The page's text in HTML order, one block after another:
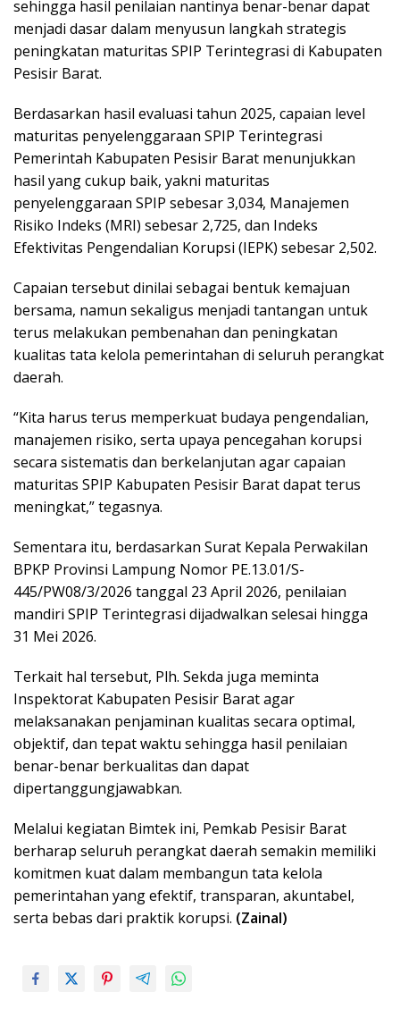
sehingga hasil penilaian nantinya benar-benar dapat
menjadi dasar dalam menyusun langkah strategis
peningkatan maturitas SPIP Terintegrasi di Kabupaten
Pesisir Barat.
Berdasarkan hasil evaluasi tahun 2025, capaian level
maturitas penyelenggaraan SPIP Terintegrasi
Pemerintah Kabupaten Pesisir Barat menunjukkan
hasil yang cukup baik, yakni maturitas
penyelenggaraan SPIP sebesar 3,034, Manajemen
Risiko Indeks (MRI) sebesar 2,725, dan Indeks
Efektivitas Pengendalian Korupsi (IEPK) sebesar 2,502.
Capaian tersebut dinilai sebagai bentuk kemajuan
bersama, namun sekaligus menjadi tantangan untuk
terus melakukan pembenahan dan peningkatan
kualitas tata kelola pemerintahan di seluruh perangkat
daerah.
“Kita harus terus memperkuat budaya pengendalian,
manajemen risiko, serta upaya pencegahan korupsi
secara sistematis dan berkelanjutan agar capaian
maturitas SPIP Kabupaten Pesisir Barat dapat terus
meningkat,” tegasnya.
Sementara itu, berdasarkan Surat Kepala Perwakilan
BPKP Provinsi Lampung Nomor PE.13.01/S-
445/PW08/3/2026 tanggal 23 April 2026, penilaian
mandiri SPIP Terintegrasi dijadwalkan selesai hingga
31 Mei 2026.
Terkait hal tersebut, Plh. Sekda juga meminta
Inspektorat Kabupaten Pesisir Barat agar
melaksanakan penjaminan kualitas secara optimal,
objektif, dan tepat waktu sehingga hasil penilaian
benar-benar berkualitas dan dapat
dipertanggungjawabkan.
Melalui kegiatan Bimtek ini, Pemkab Pesisir Barat
berharap seluruh perangkat daerah semakin memiliki
komitmen kuat dalam membangun tata kelola
pemerintahan yang efektif, transparan, akuntabel,
serta bebas dari praktik korupsi. (Zainal)